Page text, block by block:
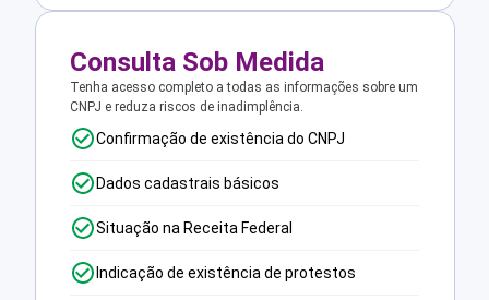
Consulta Sob Medida
Tenha acesso completo a todas as informações sobre um
CNPJ e reduza riscos de inadimplência.
Confirmação de existência do CNPJ
Dados cadastrais básicos
Situação na Receita Federal
Indicação de existência de protestos